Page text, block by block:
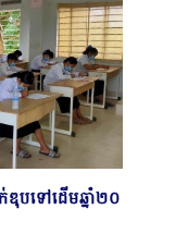
បទៅដើមឆ្នាំ២០